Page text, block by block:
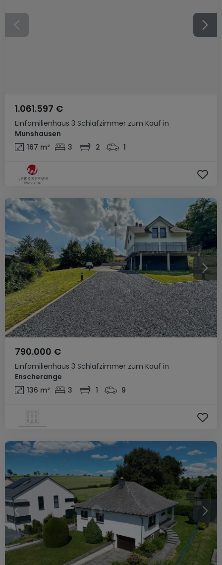
Einfamilienhaus 3 Schlafzimmer zum Kauf in
Munshausen
1.061.597 €
167 m² 3 2 1
Einfamilienhaus 3 Schlafzimmer zum Kauf in
Enscherange
790.000 €
136 m² 3 1 9